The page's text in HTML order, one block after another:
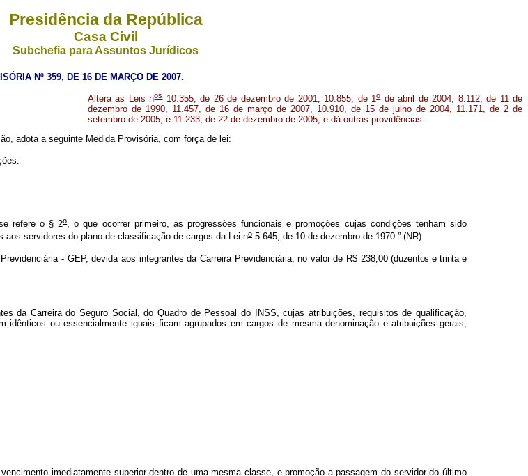
Presidência da República
Casa Civil
Subchefia para Assuntos Jurídicos
Nº 359, DE 16 DE MARÇO DE 2007.
Altera as Leis nos10.355, de 26 de dezembro de 2001, 10.855, de 1ode abril de 2004, 8.112, de 11 de
dezembro de 1990, 11.457, de 16 de março de 2007, 10.910, de 15 de julho de 2004, 11.171, de 2 de
setembro de 2005, e 11.233, de 22 de dezembro de 2005, e dá outras providências.
adota a seguinte Medida Provisória, com força de lei:
refere o § 2o, o que ocorrer primeiro, as progressões funcionais e promoções cujas condições tenham sido
servidores do plano de classificação de cargos da Lei no 5.645, de 10 de dezembro de 1970.” (NR)
- GEP, devida aos integrantes da Carreira Previdenciária, no valor de R$ 238,00(duzentos e trinta e
da Carreira do Seguro Social, do Quadro de Pessoal do INSS, cujas atribuições, requisitos de qualificação,
ou essencialmente iguais ficam agrupados em cargos de mesma denominação e atribuições gerais,
imediatamente superior dentro de uma mesma classe, e promoção a passagem do servidor do último